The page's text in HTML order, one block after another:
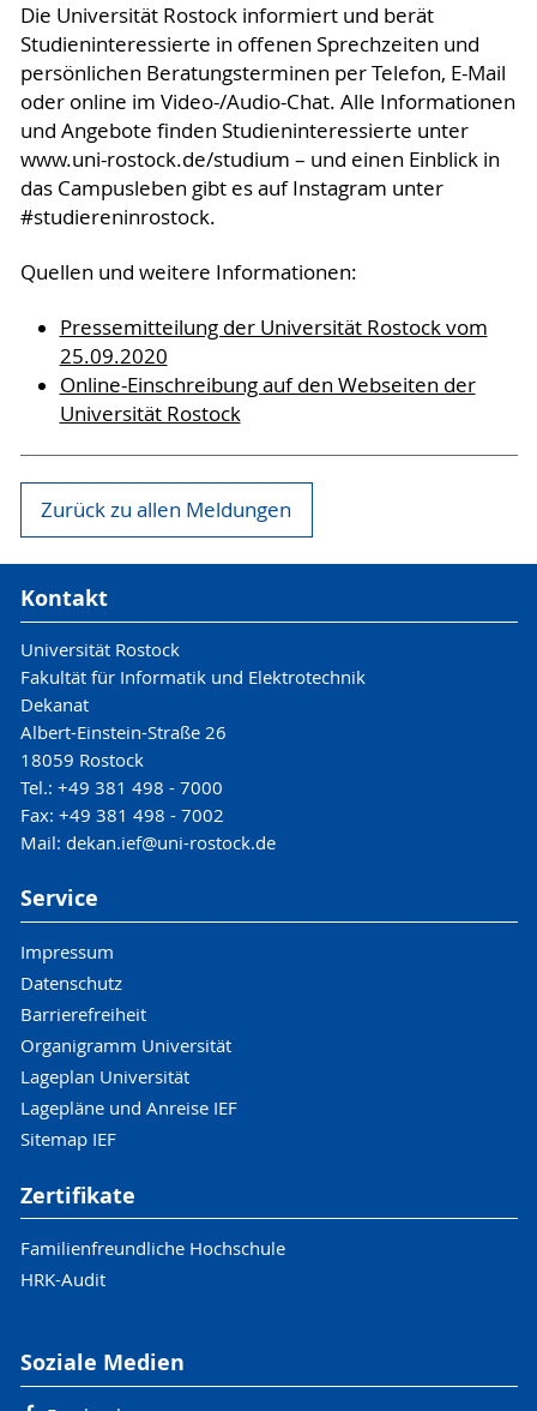
Die Universität Rostock informiert und berät
Studieninteressierte in offenen Sprechzeiten und
persönlichen Beratungsterminen per Telefon, E-Mail
oder online im Video-/Audio-Chat. Alle Informationen
und Angebote finden Studieninteressierte unter
www.uni-rostock.de/studium – und einen Einblick in
das Campusleben gibt es auf Instagram unter
#studiereninrostock.
Quellen und weitere Informationen:
Pressemitteilung der Universität Rostock vom
25.09.2020
Online-Einschreibung auf den Webseiten der
Universität Rostock
Zurück zu allen Meldungen
Kontakt
Universität Rostock
Fakultät für Informatik und Elektrotechnik
Dekanat
Albert-Einstein-Straße 26
18059 Rostock
Tel.: +49 381 498 - 7000
Fax: +49 381 498 - 7002
Mail: dekan.ief@uni-rostock.de
Service
Impressum
Datenschutz
Barrierefreiheit
Organigramm Universität
Lageplan Universität
Lagepläne und Anreise IEF
Sitemap IEF
Zertifikate
Familienfreundliche Hochschule
HRK-Audit
Soziale Medien